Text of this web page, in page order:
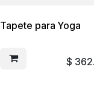
Tapete para Yoga
$